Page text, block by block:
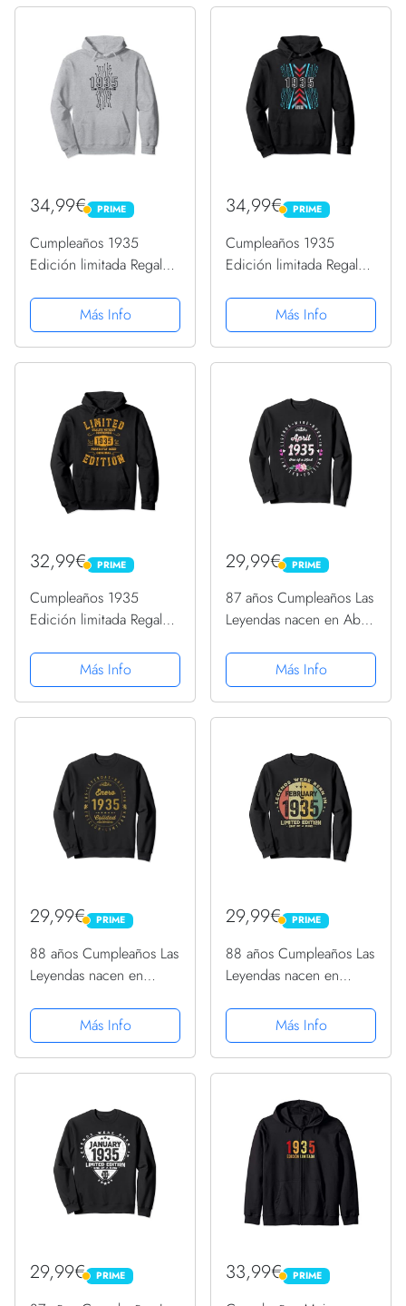
34,99€ PRIME
PRIME
Cumpleaños 1935
Edición limitada Regalo
Sudadera con Capucha
Más Info
34,99€ PRIME
PRIME
Cumpleaños 1935
Edición limitada Regalo
Sudadera con Capucha
Más Info
32,99€ PRIME
PRIME
Cumpleaños 1935
Edición limitada Regalo
Sudadera con Capucha
Más Info
29,99€ PRIME
PRIME
87 años Cumpleaños Las
Leyendas nacen en Abril
Más Info
29,99€ PRIME
PRIME
88 años Cumpleaños Las
Leyendas nacen en
Más Info
29,99€ PRIME
PRIME
88 años Cumpleaños Las
Leyendas nacen en
SudaderaMás Info
29,99€ PRIME
PRIME 33,99€ PRIME
PRIME